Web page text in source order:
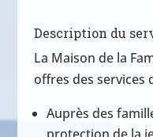
Description du
La Maison de la
offres des services
Auprès des